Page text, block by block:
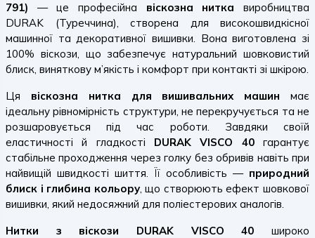
791) — це професійна віскозна ниткавиробництва
DURAK (Туреччина), створена для високошвидкісної
машинної та декоративної вишивки. Вона виготовлена зі
100% віскози, що забезпечує натуральний шовковистий
блиск, виняткову м’якість і комфорт при контакті зі шкірою.
Ця віскозна нитка для вишивальних машин має
ідеальну рівномірність структури, не перекручується та не
розшаровується під час роботи. Завдяки своїй
еластичності й гладкості DURAK VISCO 40гарантує
стабільне проходження через голку без обривів навіть при
найвищій швидкості шиття. Її особливість — природний
блиск і глибина кольору, що створюють ефект шовкової
вишивки, який недосяжний для поліестерових аналогів.
Нитки з віскози DURAK VISCO 40 широко